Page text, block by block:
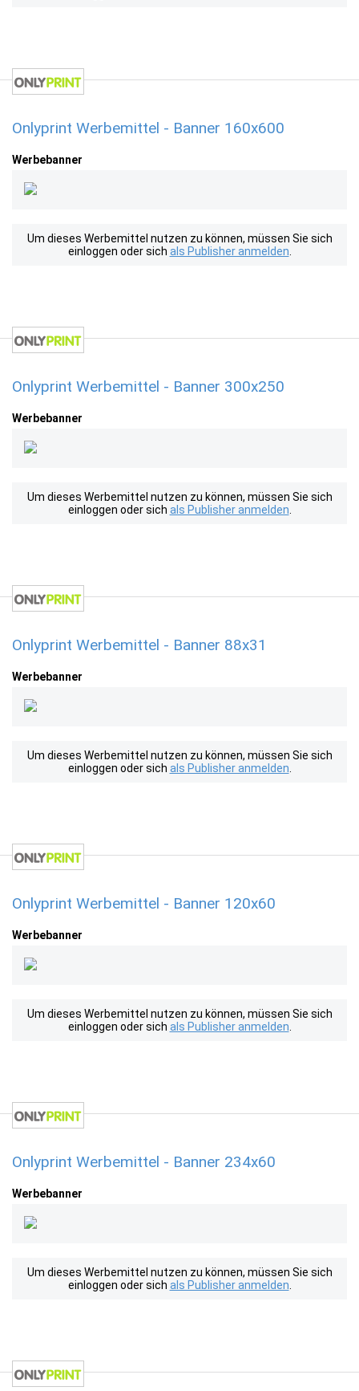
Onlyprint Werbemittel - Banner 160x600
Werbebanner
Um dieses Werbemittel nutzen zu können, müssen Sie sich
einloggen oder sich als Publisher anmelden
Onlyprint Werbemittel - Banner 300x250
Werbebanner
Um dieses Werbemittel nutzen zu können, müssen Sie sich
einloggen oder sich als Publisher anmelden
Onlyprint Werbemittel - Banner 88x31
Werbebanner
Um dieses Werbemittel nutzen zu können, müssen Sie sich
einloggen oder sich als Publisher anmelden
Onlyprint Werbemittel - Banner 120x60
Werbebanner
Um dieses Werbemittel nutzen zu können, müssen Sie sich
einloggen oder sich als Publisher anmelden
Onlyprint Werbemittel - Banner 234x60
Werbebanner
Um dieses Werbemittel nutzen zu können, müssen Sie sich
einloggen oder sich als Publisher anmelden